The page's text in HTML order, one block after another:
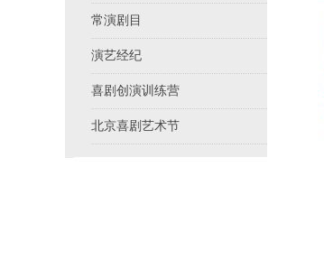
常演剧目
演艺经纪
喜剧创演训练营
北京喜剧艺术节